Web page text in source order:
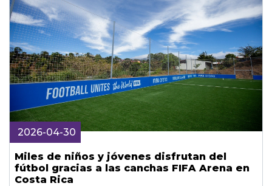
2026-04-30
Miles de niños y jóvenes disfrutan del
fútbol gracias a las canchas FIFA Arena en
Costa Rica